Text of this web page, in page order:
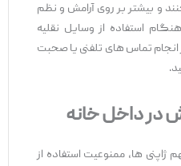
و بیشتر بر روی آرامش و نظم
استفاده از وسایل نقلیه
تماس ‌های تلفنی یا صحبت
در داخل خانه
‌ها، ممنوعیت استفاده از